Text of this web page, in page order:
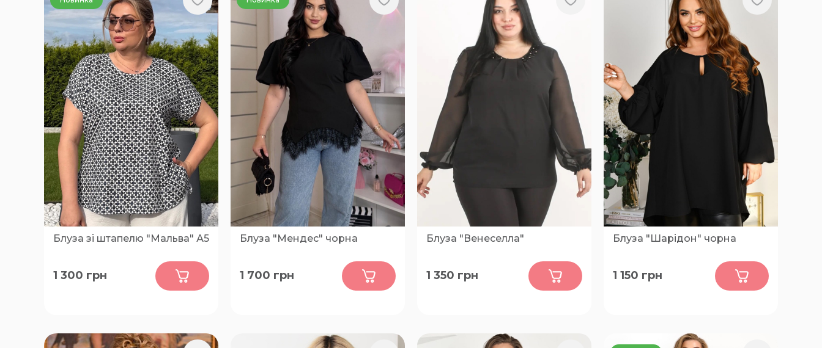
Блуза зі штапелю "Мальва" А5
50-52, 54-56, 58-60, 62-64, 66-68
1 300 грн
Блуза "Мендес" чорна
48-50, 52-54, 56-58, 60-62
1 700 грн
Блуза "Венеселла"
54-56, 58-60, 62-64, 66-68
1 350 грн
Блуза "Шарідон" чорна
1 150 грн